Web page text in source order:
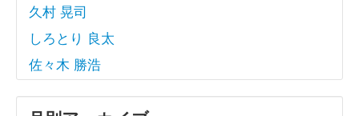
久村 晃司
しろとり 良太
佐々木 勝浩